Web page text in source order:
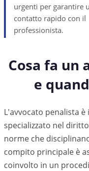
urgenti per garantire
contatto rapido con il
professionista.
Cosa fa un
e
L'avvocato penalista
specializzato nel
norme che
compito principale è
coinvolto in un